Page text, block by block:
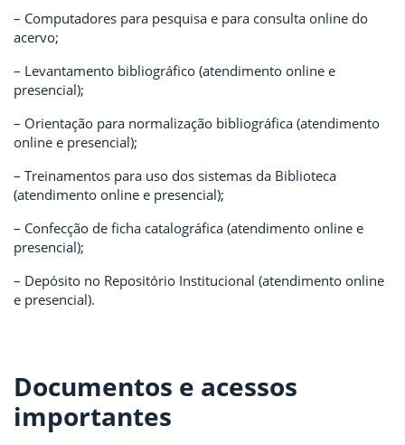
– Computadores para pesquisa e para consulta online do
acervo;
– Levantamento bibliográfico (atendimento online e
presencial);
– Orientação para normalização bibliográfica (atendimento
online e presencial);
– Treinamentos para uso dos sistemas da Biblioteca
(atendimento online e presencial);
– Confecção de ficha catalográfica (atendimento online e
presencial);
– Depósito no Repositório Institucional (atendimento online
e presencial).
Documentos e acessos
importantes